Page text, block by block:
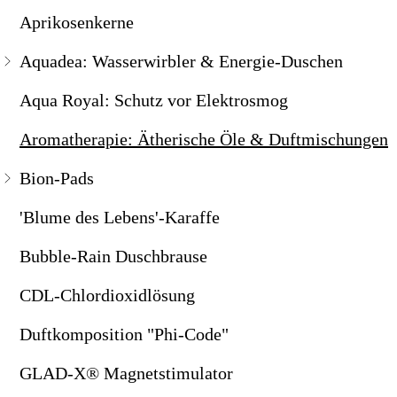
ZeitenSchrift-Themenpakete
Knochengesundheit
KräuterStimuli - Leberreinigung
Kurkuma & Piperin
Lebenstrank
Life Security - Nährstoffmix
Mitochondrien-Power
MSM – Organischer Schwefel
Multi-Eisen-Kapseln
MyAmino-Proteine
Natürliche Ballaststoffe
Aromatherapie: Ätherische Öle & Duftmischungen
Bion-Pads
'Blume des Lebens'-Karaffe
Bubble-Rain Duschbrause
CDL-Chlordioxidlösung
Duftkomposition "Phi-Code"
GLAD-X® Magnetstimulator
Handy-Chip: Schutz vor Elektrosmog
Klangschalen & Stimmgabeln
Kolloidales Silber
Natur | Erde | Tiere
Politik | Gesellschaft | Geschichte
Ratgeber | Lebenshilfe
Spiritualität | Esoterik
Wirtschaft | Finanzen
Wissenschaft | Technik
Aprikosenkerne
Aquadea: Wasserwirbler & Energie-Duschen
Aqua Royal: Schutz vor Elektrosmog
Aromatherapie: Ätherische Öle & Duftmischungen
Bion-Pads
'Blume des Lebens'-Karaffe
Bubble-Rain Duschbrause
CDL-Chlordioxidlösung
Duftkomposition "Phi-Code"
GLAD-X® Magnetstimulator